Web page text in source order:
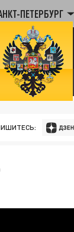
ПЕТЕРБУРГ